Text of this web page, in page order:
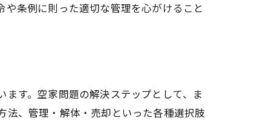
条例に則った適切な管理を心がけること
す。空家問題の解決ステップとして、ま
法、管理・解体・売却といった各種選択肢